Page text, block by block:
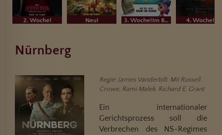
2. Woche! Neu! 3. Woche!Im Bundesstart 4. Woche!
Nürnberg
Regie: James Vanderbilt. Mit Russell
Crowe, Rami Malek, Richard E. Grant
Ein internationaler
Gerichtsprozess soll die
Verbrechen des NS-Regimes